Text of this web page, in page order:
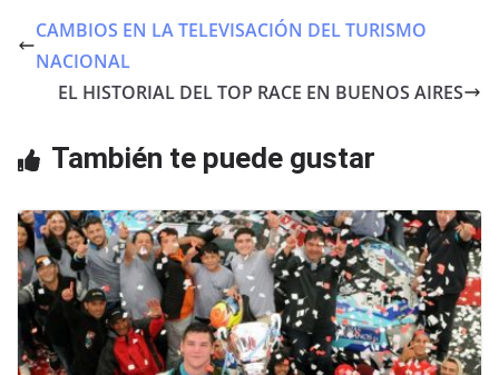
e
b
o
k
er s
p
CAMBIOS EN LA TELEVISACIÓN DEL TURISMO
NACIONAL
EL HISTORIAL DEL TOP RACE EN BUENOS AIRES
También te puede gustar